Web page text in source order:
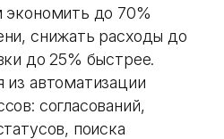
экономить до 70%
снижать расходы до
до 25% быстрее.
из автоматизации
согласований,
поиска